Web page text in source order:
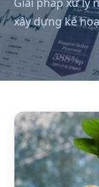
xây dựng kế